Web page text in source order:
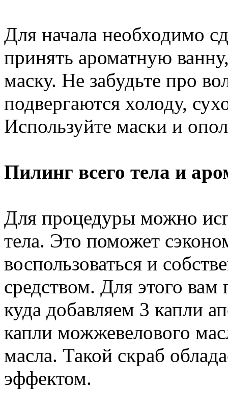
Для начала необходимо
принять ароматную
маску. Не забудьте про
подвергаются холоду,
Используйте маски и
Пилинг всего тела и
Для процедуры можно
тела. Это поможет
воспользоваться и
средством. Для этого
куда добавляем 3 капли
капли можжевелового
масла. Такой скраб
эффектом.